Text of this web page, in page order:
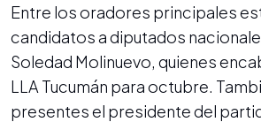
Entre los oradores principales
candidatos a diputados
Soledad Molinuevo, quienes
LLA Tucumán para octubre.
presentes el presidente del